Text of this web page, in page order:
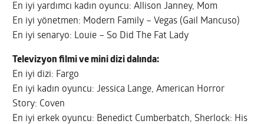
En iyi yardımcı kadın oyuncu: Allison Janney, Mom
En iyi yönetmen: Modern Family – Vegas (Gail Mancuso)
En iyi senaryo: Louie – So Did The Fat Lady
Televizyon filmi ve mini dizi dalında:
En iyi dizi: Fargo
En iyi kadın oyuncu: Jessica Lange, American Horror
Story: Coven
En iyi erkek oyuncu: Benedict Cumberbatch, Sherlock: His